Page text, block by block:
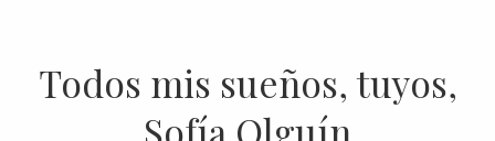
Todos mis sueños, tuyos,
Sofía Olguín